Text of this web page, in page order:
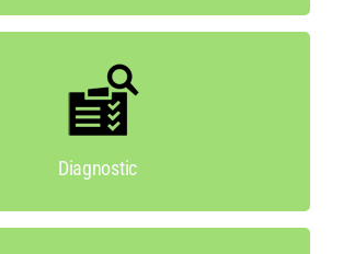
Diagnostic
Diagnostic
de panne. Devis de réparation.
Conseils